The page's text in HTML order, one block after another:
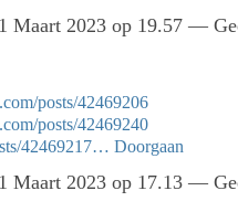
Maart 2023 op 19.57 —
posts/42469206
posts/42469240
42469217… Doorgaan
Maart 2023 op 17.13 —